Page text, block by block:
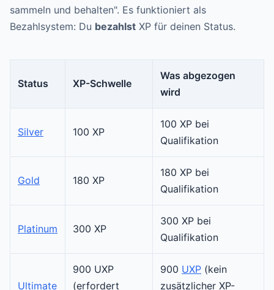
sammeln und behalten". Es funktioniert als
Bezahlsystem: Du bezahlst XP für deinen Status.
Status XP-Schwelle
Was abgezogen
wird
Silver 100 XP
100 XP bei
Qualifikation
Gold 180 XP
180 XP bei
Qualifikation
Platinum 300 XP
300 XP bei
Qualifikation
Ultimate
900 UXP
(erfordert
900 UXP (kein
zusätzlicher XP-